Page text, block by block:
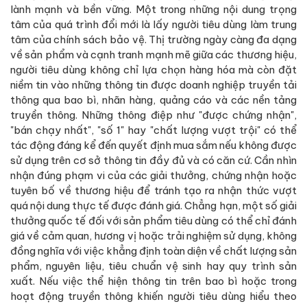
lành mạnh và bền vững. Một trong những nội dung trọng
tâm của quá trình đổi mới là lấy người tiêu dùng làm trung
tâm của chính sách bảo vệ. Thị trường ngày càng đa dạng
về sản phẩm và cạnh tranh mạnh mẽ giữa các thương hiệu,
người tiêu dùng không chỉ lựa chọn hàng hóa mà còn đặt
niềm tin vào những thông tin được doanh nghiệp truyền tải
thông qua bao bì, nhãn hàng, quảng cáo và các nền tảng
truyền thông. Những thông điệp như "được chứng nhận",
"bán chạy nhất", "số 1" hay "chất lượng vượt trội" có thể
tác động đáng kể đến quyết định mua sắm nếu không được
sử dụng trên cơ sở thông tin đầy đủ và có căn cứ. Cần nhìn
nhận đúng phạm vi của các giải thưởng, chứng nhận hoặc
tuyên bố về thương hiệu để tránh tạo ra nhận thức vượt
quá nội dung thực tế được đánh giá. Chẳng hạn, một số giải
thưởng quốc tế đối với sản phẩm tiêu dùng có thể chỉ đánh
giá về cảm quan, hương vị hoặc trải nghiệm sử dụng, không
đồng nghĩa với việc khẳng định toàn diện về chất lượng sản
phẩm, nguyên liệu, tiêu chuẩn vệ sinh hay quy trình sản
xuất. Nếu việc thể hiện thông tin trên bao bì hoặc trong
hoạt động truyền thông khiến người tiêu dùng hiểu theo